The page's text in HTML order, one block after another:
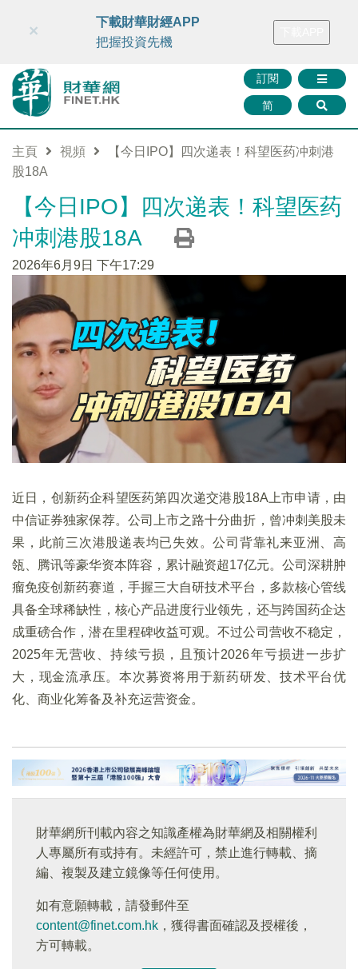
財華智庫網 FINTV FINMETA 財華證券 媒體矩陣
訂閱
简
×
下載財華財經APP
把握投資先機
主頁 視頻
【今日IPO】四次递表！科望医药冲刺港
股18A
【今日IPO】四次递表！科望医药
冲刺港股18A
2026年6月9日 下午17:29
近日，创新药企科望医药第四次递交港股18A上市申请，由
中信证券独家保荐。公司上市之路十分曲折，曾冲刺美股未
果，此前三次港股递表均已失效。公司背靠礼来亚洲、高
瓴、腾讯等豪华资本阵容，累计融资超17亿元。公司深耕肿
瘤免疫创新药赛道，手握三大自研技术平台，多款核心管线
具备全球稀缺性，核心产品进度行业领先，还与跨国药企达
成重磅合作，潜在里程碑收益可观。不过公司营收不稳定，
2025年无营收、持续亏损，且预计2026年亏损进一步扩
大，现金流承压。本次募资将用于新药研发、技术平台优
化、商业化筹备及补充运营资金。
財華網所刊載內容之知識產權為財華網及相關權利
人專屬所有或持有。未經許可，禁止進行轉載、摘
編、複製及建立鏡像等任何使用。
如有意願轉載，請發郵件至
content@finet.com.hk ，獲得書面確認及授權後，
方可轉載。